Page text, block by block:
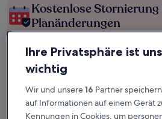
Kostenlose Stornierung
Planänderungen
Verdiene Prämien für jede
wahrgenommene
Mehr sparen mit
Ihre Privatsphäre ist uns
wichtig
Wir und unsere16 Partner
auf Informationen auf einem Gerät
Kennungen in Cookies, um